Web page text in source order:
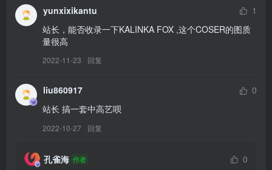
[YITUYU艺图语]2026.01.26 鼓楼街上 海盐又西柚[34P／405MB]
[YITUYU艺图语]2026.01.26 青提之夏 鱼鱼[17P／239MB]
[YITUYU艺图语]2026.01.25 秋游爱晚亭 芊苓[36P／141MB]
[YITUYU艺图语]2026.01.25 新中式[21P／232MB]
[YITUYU艺图语]2026.01.25 心向阳光 冰苏打气泡水[42P／339MB]
[YITUYU艺图语]2026.01.25 异木棉的冬天 小谢[18P／194MB]
[YITUYU艺图语]2026.01.25 唐风汉服[11P／166MB]
[YITUYU艺图语]2026.01.24 银杏漫步 麻瓜社畜小圆[33P／170MB]
[YITUYU艺图语]2026.01.24 肆意张扬的青春 花开富贵陈姐[62P／
yunxixikantu
1
站长，能否收录一下KALINKA FOX ,这个COSER的图质
量很高
2022-11-23 回复
liu860917
0
站长 搞一套中高艺呗
2022-10-27 回复
孔雀海 作者
0